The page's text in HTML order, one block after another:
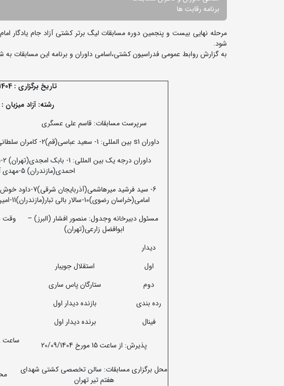
برنامه رقابت ها
شود.
به گزارش روابط عمومی فدراسیون کشتی،‌اسامی داوران و برنامه این مسابقات
تاریخ برگزاری : 21/09/1404
رشته: آزاد میزبان
سرپرست مسابقات: قاسم علی عسگری
داوران s1 بین المللی: 1- سعید عباسی(قم)2- کامران سلطانی زاده( تهران) 3- مهدی بشیرزاده(خوزستان)
احمدی(مازندران) 5-مهدی آقاولی(تهران)
امامی(خراسان رضوی)10-سالار بالی تبار(مازندران)11-امین تادین(خوزستان) 12-میثم قوتی(تهران).
مسئول دبیرخانه وجدول: منصور افشار (البرز) –
ابوافضل زارعی(تهران)
وقت
دیدار
اول
استقلال جویبار
دوم
ستارگان پاس ساری
رده بندی
بازنده دیدار اول
فینال
برنده دیدار اول
پذیرش: از ساعت 15 مورخ 20/09/1404 ساعت وزن
محل برگزاری مسابقات: سالن تخصصی کشتی شهدای
هفتم تیر تهران